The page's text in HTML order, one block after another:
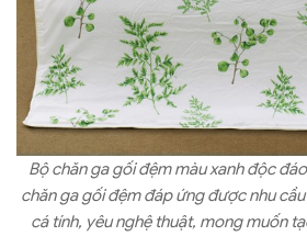
Bộ chăn ga gối đệm màu xanh độc
chăn ga gối đệm đáp ứng được nhu
cá tính, yêu nghệ thuật, mong muốn